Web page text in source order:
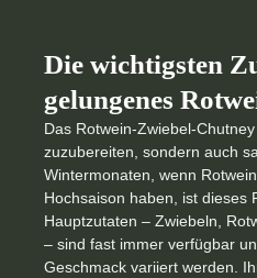
Die wichtigsten
gelungenes
Das Rotwein-Zwiebel-
zuzubereiten, sondern auch
Wintermonaten, wenn
Hochsaison haben, ist dieses
Hauptzutaten – Zwiebeln,
– sind fast immer verfügbar
Geschmack variiert werden.